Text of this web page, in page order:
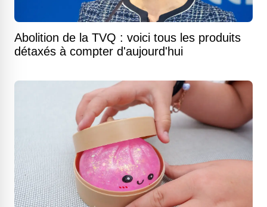
Abolition de la TVQ : voici tous les produits
détaxés à compter d'aujourd'hui